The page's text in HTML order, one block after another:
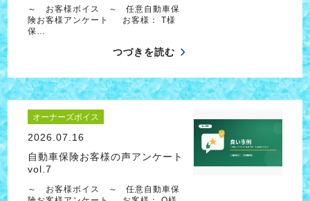
～ お客様ボイス ～ 任意自動車保
険お客様アンケート お客様： T様
保…
つづきを読む
オーナーズボイス
2026.07.16
自動車保険お客様の声アンケート
vol.7
～ お客様ボイス ～ 任意自動車保